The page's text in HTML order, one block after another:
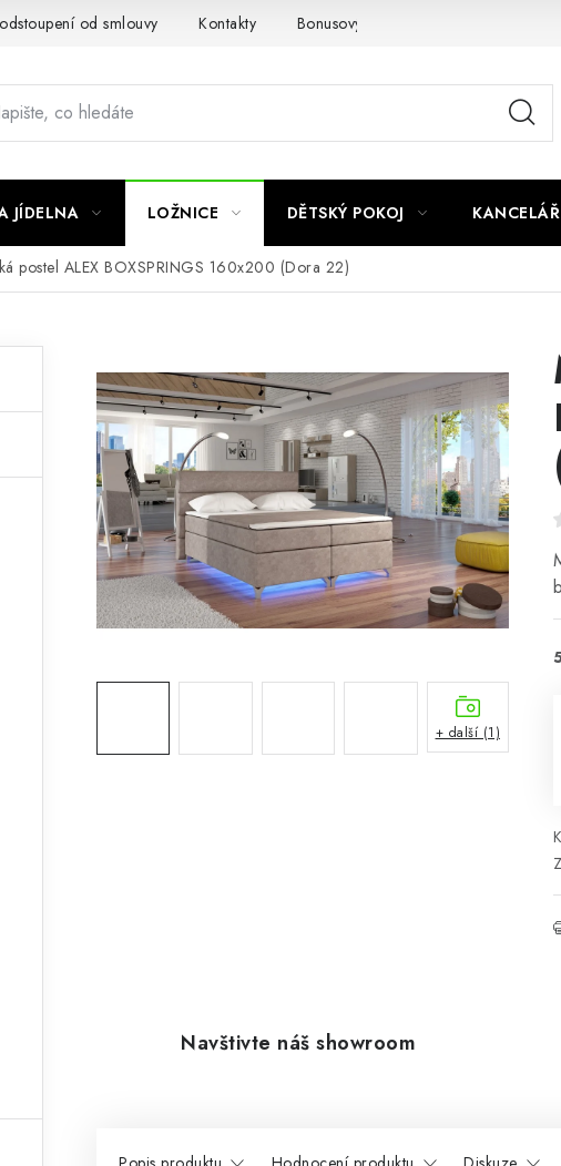
od smlouvy Kontakty Bonusový program NBM+
JÍDELNA LOŽNICE DĚTSKÝ POKOJ
postel ALEX BOXSPRINGS 160x200 (Dora 22)
+ další (1)
Navštivte náš showroom